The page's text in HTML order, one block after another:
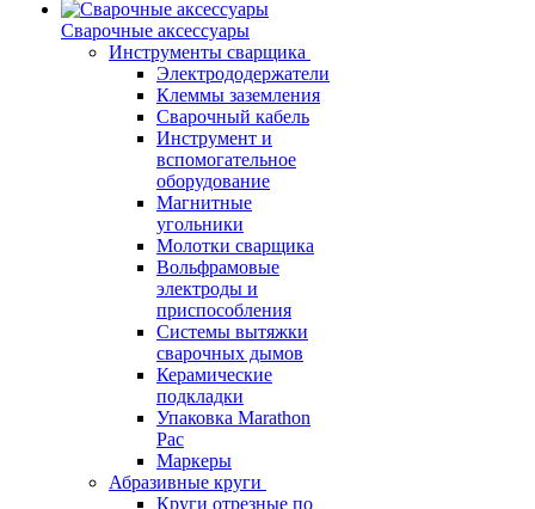
Сварочные аксессуары
Инструменты сварщика
Электрододержатели
Клеммы заземления
Сварочный кабель
Инструмент и
вспомогательное
оборудование
Магнитные
угольники
Молотки сварщика
Вольфрамовые
электроды и
приспособления
Системы вытяжки
сварочных дымов
Керамические
подкладки
Упаковка Marathon
Pac
Маркеры
Абразивные круги
Круги отрезные по